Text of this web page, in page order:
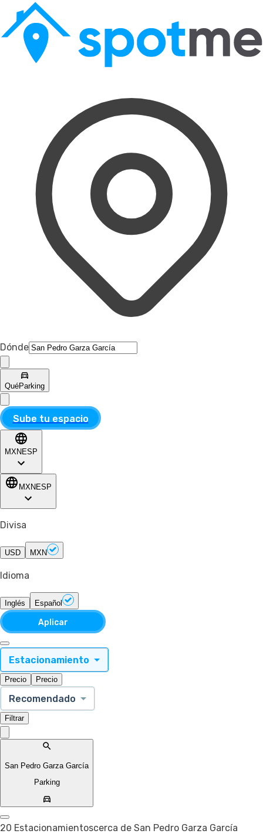
Dónde
QuéParking
Sube tu espacio
MXN ESP
MXN ESP
Divisa
USD MXN
Idioma
Inglés Español
Aplicar
Estacionamiento
Precio Precio
Recomendado
Filtrar
San Pedro Garza García
Parking
20 Estacionamientoscerca de San Pedro Garza García